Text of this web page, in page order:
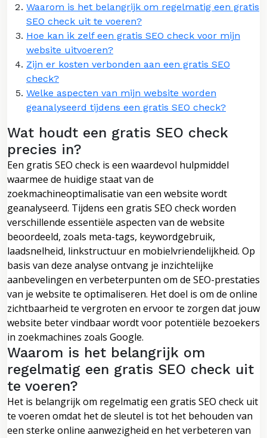
Waarom is het belangrijk om regelmatig een gratis
SEO check uit te voeren?
Hoe kan ik zelf een gratis SEO check voor mijn
website uitvoeren?
Zijn er kosten verbonden aan een gratis SEO
check?
Welke aspecten van mijn website worden
geanalyseerd tijdens een gratis SEO check?
Wat houdt een gratis SEO check
precies in?
Een gratis SEO check is een waardevol hulpmiddel
waarmee de huidige staat van de
zoekmachineoptimalisatie van een website wordt
geanalyseerd. Tijdens een gratis SEO check worden
verschillende essentiële aspecten van de website
beoordeeld, zoals meta-tags, keywordgebruik,
laadsnelheid, linkstructuur en mobielvriendelijkheid. Op
basis van deze analyse ontvang je inzichtelijke
aanbevelingen en verbeterpunten om de SEO-prestaties
van je website te optimaliseren. Het doel is om de online
zichtbaarheid te vergroten en ervoor te zorgen dat jouw
website beter vindbaar wordt voor potentiële bezoekers
in zoekmachines zoals Google.
Waarom is het belangrijk om
regelmatig een gratis SEO check uit
te voeren?
Het is belangrijk om regelmatig een gratis SEO check uit
te voeren omdat het de sleutel is tot het behouden van
een sterke online aanwezigheid en het verbeteren van